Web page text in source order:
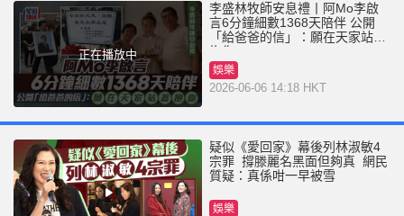
正在播放中
李盛林牧師安息禮丨阿Mo李啟
言6分鐘細數1368天陪伴 公開
「給爸爸的信」：願在天家站著
抱你
娛樂
2026-06-06 14:18 HKT
疑似《愛回家》幕後列林淑敏4
宗罪 撐滕麗名黑面但夠真 網民
質疑：真係咁一早被雪
娛樂